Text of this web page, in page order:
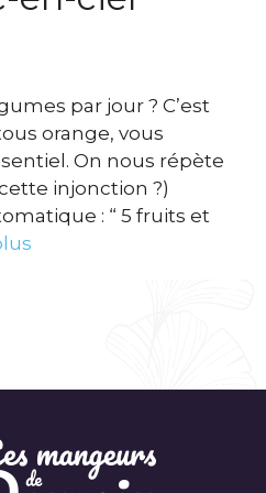
par jour ? C’est
orange, vous
On nous répète
injonction ?)
: “ 5 fruits et